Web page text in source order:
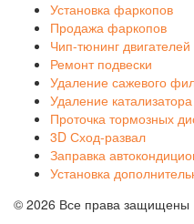
Установка фаркопов
Продажа фаркопов
Чип-тюнинг двигателей
Ремонт подвески
Удаление сажевого
Удаление катализатора
Проточка тормозных
3D Сход-развал
Заправка
Установка
© 2026 Все права защищены